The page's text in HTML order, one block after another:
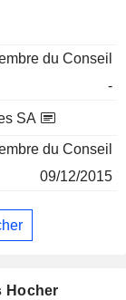
du Conseil
-
SA
du Conseil
09/12/2015
Hocher